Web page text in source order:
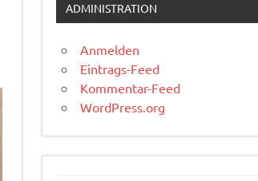
ADMINISTRATION
Anmelden
Eintrags-Feed
Kommentar-Feed
WordPress.org